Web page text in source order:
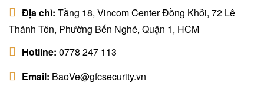
Địa chỉ: Tầng 18, Vincom Center Đồng Khởi, 72 Lê
Thánh Tôn, Phường Bến Nghé, Quận 1, HCM
Hotline: 0778 247 113
Email: BaoVe@gfcsecurity.vn